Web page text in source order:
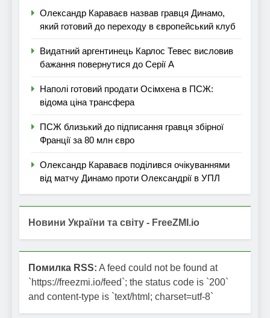
Олександр Караваєв назвав гравця Динамо,
який готовий до переходу в європейський клуб
Видатний аргентинець Карлос Тевес висловив
бажання повернутися до Серії А
Наполі готовий продати Осімхена в ПСЖ:
відома ціна трансфера
ПСЖ близький до підписання гравця збірної
Франції за 80 млн євро
Олександр Караваєв поділився очікуваннями
від матчу Динамо проти Олександрії в УПЛ
Новини України та світу - FreeZMI.io
Помилка RSS: A feed could not be found at
`https://freezmi.io/feed`; the status code is `200`
and content-type is `text/html; charset=utf-8`